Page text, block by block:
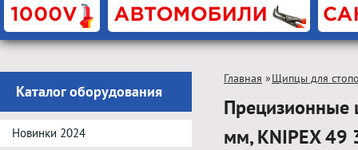
Каталог оборудования
Новинки 2024
Главная »Щипцы для
Прецизионные
мм, KNIPEX 49